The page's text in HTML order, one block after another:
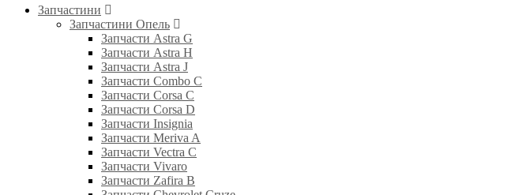
Запчастини
Запчастини Опель
Запчасти Astra G
Запчасти Astra H
Запчасти Astra J
Запчасти Combo C
Запчасти Corsa C
Запчасти Corsa D
Запчасти Insignia
Запчасти Meriva A
Запчасти Vectra C
Запчасти Vivaro
Запчасти Zafira B